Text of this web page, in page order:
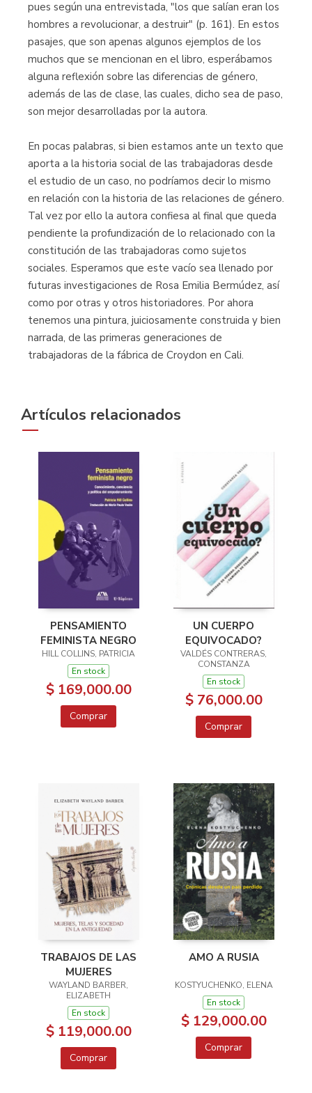
pues según una entrevistada, "los que salían eran los
hombres a revolucionar, a destruir" (p. 161). En estos
pasajes, que son apenas algunos ejemplos de los
muchos que se mencionan en el libro, esperábamos
alguna reflexión sobre las diferencias de género,
además de las de clase, las cuales, dicho sea de paso,
son mejor desarrolladas por la autora.
En pocas palabras, si bien estamos ante un texto que
aporta a la historia social de las trabajadoras desde
el estudio de un caso, no podríamos decir lo mismo
en relación con la historia de las relaciones de género.
Tal vez por ello la autora confiesa al final que queda
pendiente la profundización de lo relacionado con la
constitución de las trabajadoras como sujetos
sociales. Esperamos que este vacío sea llenado por
futuras investigaciones de Rosa Emilia Bermúdez, así
como por otras y otros historiadores. Por ahora
tenemos una pintura, juiciosamente construida y bien
narrada, de las primeras generaciones de
trabajadoras de la fábrica de Croydon en Cali.
Artículos relacionados
PENSAMIENTO
FEMINISTA NEGRO
HILL COLLINS, PATRICIA
En stock
$ 169,000.00
Comprar
UN CUERPO
EQUIVOCADO?
VALDÉS CONTRERAS,
CONSTANZA
En stock
$ 76,000.00
Comprar
TRABAJOS DE LAS
MUJERES
WAYLAND BARBER,
ELIZABETH
En stock
$ 119,000.00
Comprar
AMO A RUSIA
KOSTYUCHENKO, ELENA
En stock
$ 129,000.00
Comprar